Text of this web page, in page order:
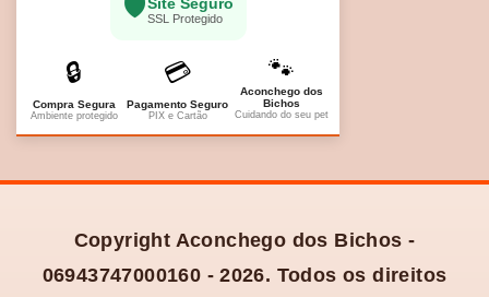
🛡️Site Seguro
SSL Protegido
🔒
Compra Segura
Ambiente protegido
💳
Pagamento Seguro
PIX e Cartão
🐾
Aconchego dos
Bichos
Cuidando do seu pet
Copyright Aconchego dos Bichos -
06943747000160 - 2026. Todos os direitos